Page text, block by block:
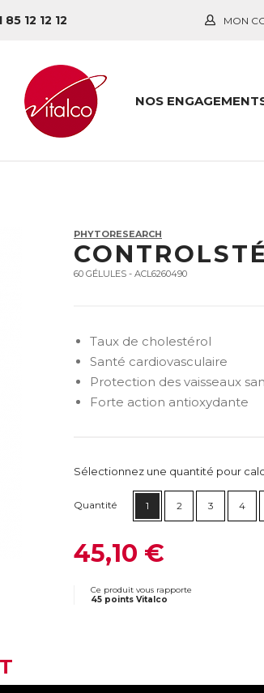
85 12 12 12 MON
NOS
PHYTORESEARCH
60 GÉLULES - ACL6260490
Taux de cholestérol
Santé cardiovasculaire
Protection des vaisseaux
Forte action antioxydante
Sélectionnez une quantité pour
Quantité 1 2 3 4
45,10 €
Ce produit vous rapporte
45 points Vitalco